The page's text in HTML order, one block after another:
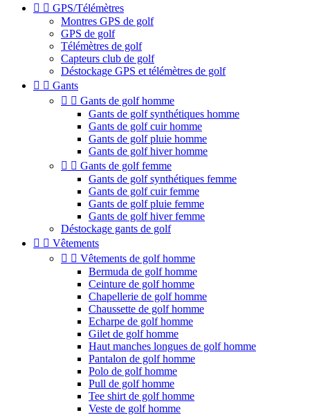
  GPS/Télémètres
Montres GPS de golf
GPS de golf
Télémètres de golf
Capteurs club de golf
Déstockage GPS et télémètres de golf
  Gants
  Gants de golf homme
Gants de golf synthétiques homme
Gants de golf cuir homme
Gants de golf pluie homme
Gants de golf hiver homme
  Gants de golf femme
Gants de golf synthétiques femme
Gants de golf cuir femme
Gants de golf pluie femme
Gants de golf hiver femme
Déstockage gants de golf
  Vêtements
  Vêtements de golf homme
Bermuda de golf homme
Ceinture de golf homme
Chapellerie de golf homme
Chaussette de golf homme
Echarpe de golf homme
Gilet de golf homme
Haut manches longues de golf homme
Pantalon de golf homme
Polo de golf homme
Pull de golf homme
Tee shirt de golf homme
Veste de golf homme